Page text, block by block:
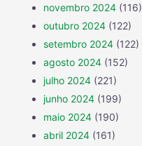
novembro 2024 (116)
outubro 2024 (122)
setembro 2024 (122)
agosto 2024 (152)
julho 2024 (221)
junho 2024 (199)
maio 2024 (190)
abril 2024 (161)